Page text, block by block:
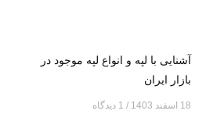
آشنایی با لپه و انواع لپه موجود در
بازار ایران
18 اسفند 1403